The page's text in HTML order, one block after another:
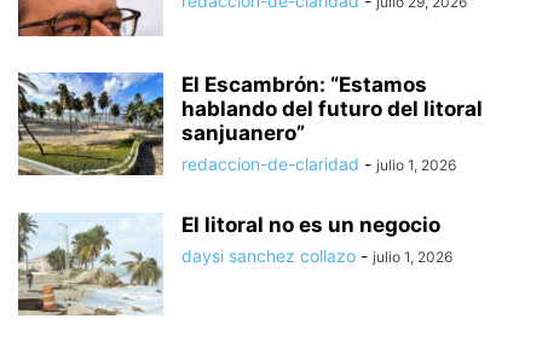
El Escambrón: “Estamos
hablando del futuro del litoral
sanjuanero”
redaccion-de-claridad - julio 1, 2026
El litoral no es un negocio
daysi sanchez collazo - julio 1, 2026